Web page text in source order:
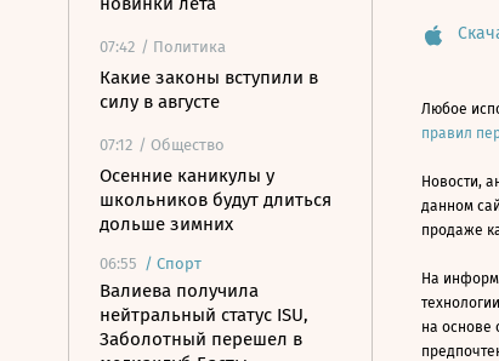
07:42 / Политика
Какие законы вступили в
силу в августе
07:12 / Общество
Осенние каникулы у
школьников будут длиться
дольше зимних
06:55 / Спорт
Валиева получила
нейтральный статус ISU,
Заболотный перешел в
Любое
правил
Новости,
данном
продаже
На
на основе